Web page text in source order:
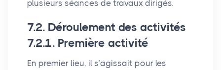
plusieurs séances de travaux dirigés.
7.2. Déroulement des activités
7.2.1. Première activité
En premier lieu, il s’agissait pour les